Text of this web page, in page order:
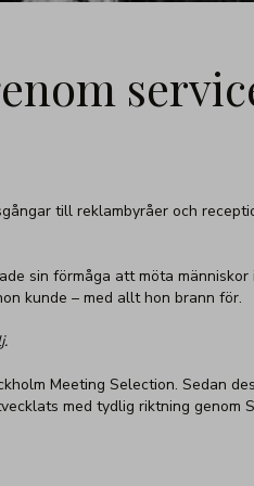
till reklambyråer och
sin förmåga att möta människor
kunde – med allt hon brann för.
Meeting Selection. Sedan
med tydlig riktning genom